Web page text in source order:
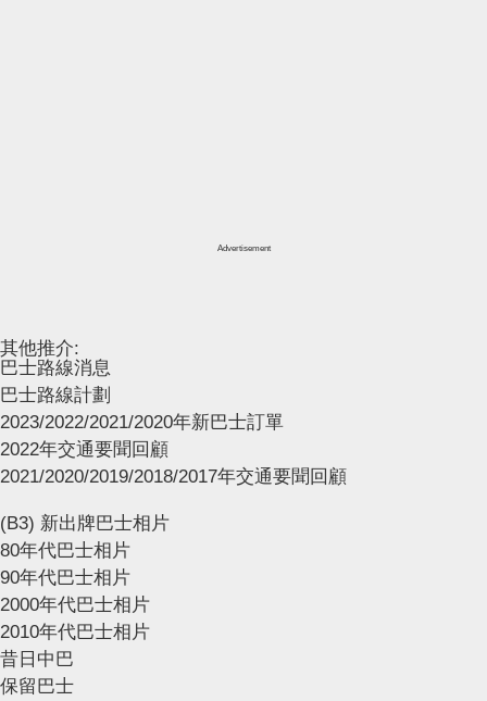
Advertisement
其他推介:
巴士路線消息
巴士路線計劃
2023/2022/2021/2020年新巴士訂單
2022年交通要聞回顧
2021/2020/2019/2018/2017年交通要聞回顧
(B3) 新出牌巴士相片
80年代巴士相片
90年代巴士相片
2000年代巴士相片
2010年代巴士相片
昔日中巴
保留巴士